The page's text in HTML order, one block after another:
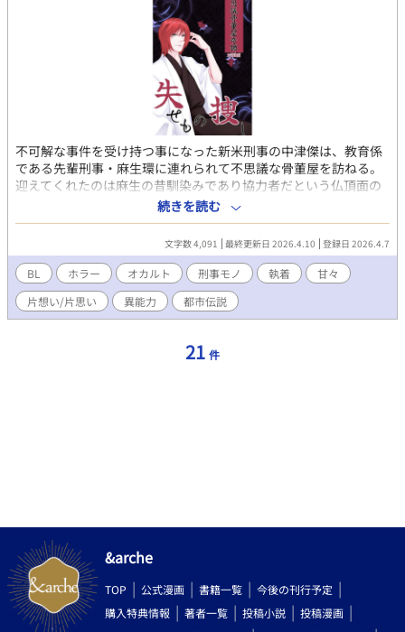
不可解な事件を受け持つ事になった新米刑事の中津傑は、教育係
である先輩刑事・麻生環に連れられて不思議な骨董屋を訪ねる。
迎えてくれたのは麻生の昔馴染みであり協力者だという仏頂面の
店主・唐木田悠真と和装の青年・アヤだった。 自由過ぎる先輩と
口の悪い店主、マイペースな従業員に振り回される傑だが、知ら
続きを読む
文字数 4,091 最終更新日 2026.4.10 登録日 2026.4.7
BL ホラー オカルト 刑事モノ 執着
甘々
片想い/片思い
異能力 都市伝説
21 件
&arche
TOP 公式漫画 書籍一覧
今後の刊行予定
購入特典情報
著者一覧 投稿小説
投稿漫画